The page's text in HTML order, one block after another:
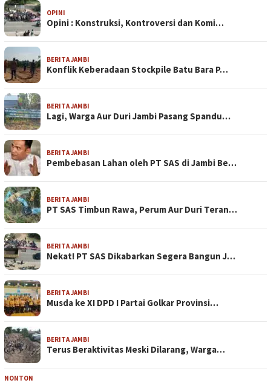
OPINI
Opini : Konstruksi, Kontroversi dan Komi…
BERITA JAMBI
Konflik Keberadaan Stockpile Batu Bara P…
BERITA JAMBI
Lagi, Warga Aur Duri Jambi Pasang Spandu…
BERITA JAMBI
Pembebasan Lahan oleh PT SAS di Jambi Be…
BERITA JAMBI
PT SAS Timbun Rawa, Perum Aur Duri Teran…
BERITA JAMBI
Nekat! PT SAS Dikabarkan Segera Bangun J…
BERITA JAMBI
Musda ke XI DPD I Partai Golkar Provinsi…
BERITA JAMBI
Terus Beraktivitas Meski Dilarang, Warga…
NONTON